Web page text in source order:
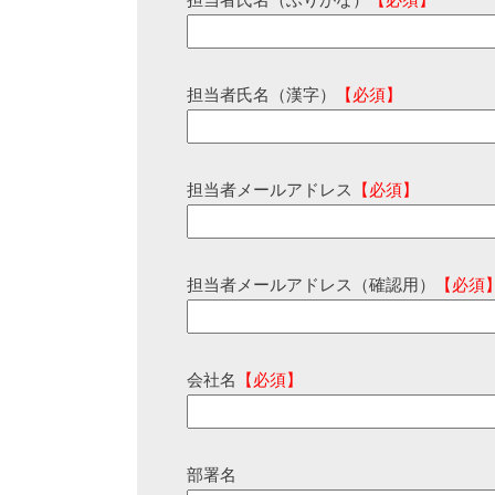
担当者氏名（漢字） 【必須】
担当者メールアドレス 【必須】
担当者メールアドレス（確認用） 【必須
会社名 【必須】
部署名